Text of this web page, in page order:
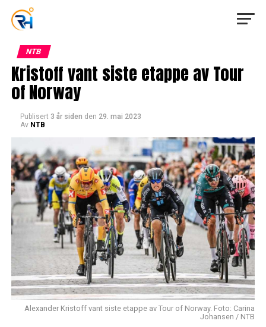
NTB
Kristoff vant siste etappe av Tour
of Norway
Publisert 3 år siden den 29. mai 2023
Av NTB
Alexander Kristoff vant siste etappe av Tour of Norway. Foto: Carina
Johansen / NTB